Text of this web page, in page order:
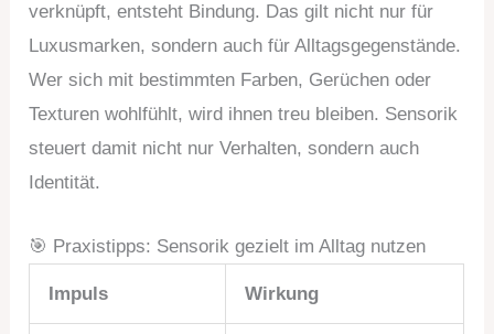
verknüpft, entsteht Bindung. Das gilt nicht nur für
Luxusmarken, sondern auch für Alltagsgegenstände.
Wer sich mit bestimmten Farben, Gerüchen oder
Texturen wohlfühlt, wird ihnen treu bleiben. Sensorik
steuert damit nicht nur Verhalten, sondern auch
Identität.
🎯 Praxistipps: Sensorik gezielt im Alltag nutzen
Impuls Wirkung